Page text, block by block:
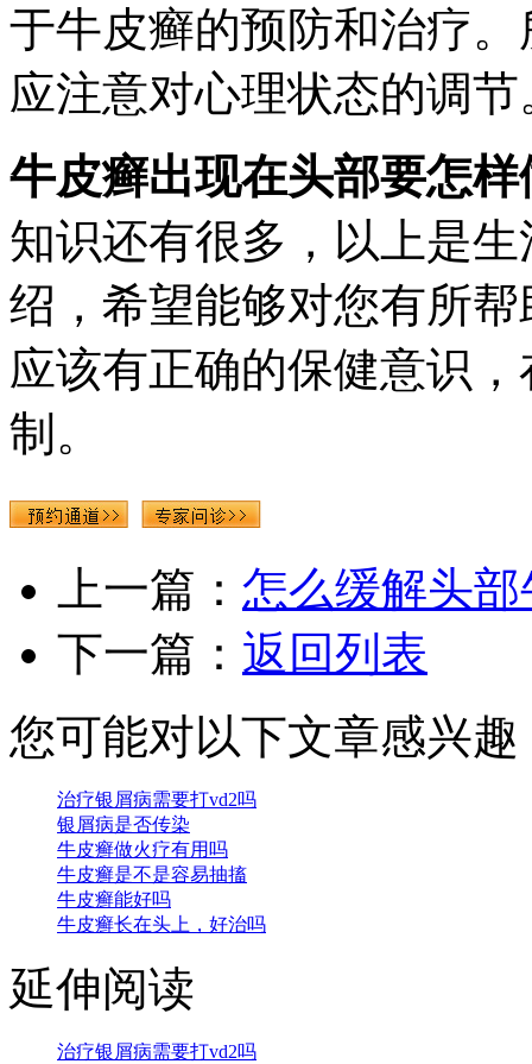
于牛皮癣的预防和治疗
应注意对心理状态的调节
牛皮癣出现在头部要怎
知识还有很多，以上是
绍，希望能够对您有所
应该有正确的保健意识
制。
上一篇： 怎么缓解头
下一篇： 返回列表
您可能对以下文章感兴趣
治疗银屑病需要打vd2吗
银屑病是否传染
牛皮癣做火疗有用吗
牛皮癣是不是容易抽搐
牛皮癣能好吗
牛皮癣长在头上，好治吗
延伸阅读
治疗银屑病需要打vd2吗